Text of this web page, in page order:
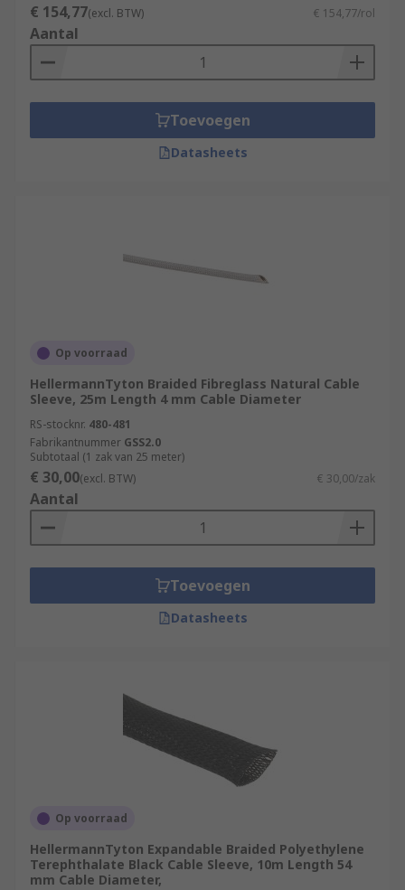
€ 154,77(excl. BTW) € 154,77/rol
Aantal
Toevoegen
Datasheets
Op voorraad
HellermannTyton Braided Fibreglass Natural Cable
Sleeve, 25m Length 4 mm Cable Diameter
RS-stocknr. 480-481
Fabrikantnummer GSS2.0
Subtotaal (1 zak van 25 meter)
€ 30,00(excl. BTW) € 30,00/zak
Aantal
Toevoegen
Datasheets
Op voorraad
HellermannTyton Expandable Braided Polyethylene
Terephthalate Black Cable Sleeve, 10m Length 54
mm Cable Diameter,